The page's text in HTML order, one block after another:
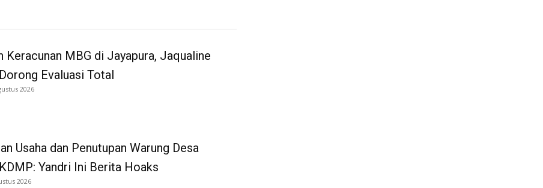
Keracunan MBG di Jayapura, Jaqualine
Evaluasi Total
2026
Usaha dan Penutupan Warung Desa
Yandri Ini Berita Hoaks
2026